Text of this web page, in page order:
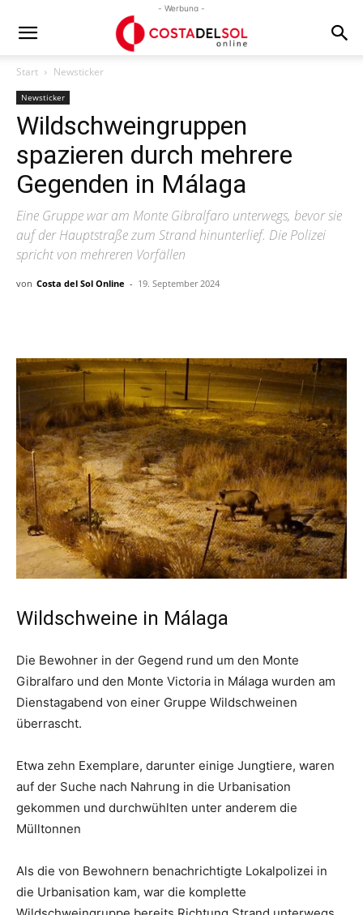
- Werbung -
Start Newsticker
Newsticker
Wildschweingruppen
spazieren durch mehrere
Gegenden in Málaga
Eine Gruppe war am Monte Gibralfaro unterwegs, bevor sie
auf der Hauptstraße zum Strand hinunterlief. Die Polizei
spricht von mehreren Vorfällen
von Costa del Sol Online - 19. September 2024
Wildschweine in Málaga
Die Bewohner in der Gegend rund um den Monte
Gibralfaro und den Monte Victoria in Málaga wurden am
Dienstagabend von einer Gruppe Wildschweinen
überrascht.
Etwa zehn Exemplare, darunter einige Jungtiere, waren
auf der Suche nach Nahrung in die Urbanisation
gekommen und durchwühlten unter anderem die
Mülltonnen
Als die von Bewohnern benachrichtigte Lokalpolizei in
die Urbanisation kam, war die komplette